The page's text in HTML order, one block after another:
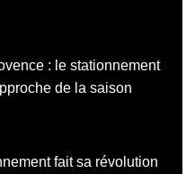
: le stationnement
de la saison
fait sa révolution